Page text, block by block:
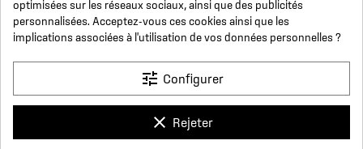
NOUS SUIVRE
SUR LES RÉSEAUX
optimisées sur les réseaux sociaux, ainsi que des publicités
personnalisées. Acceptez-vous ces cookies ainsi que les
implications associées à l'utilisation de vos données personnelles ?
tune Configurer
clear Rejeter